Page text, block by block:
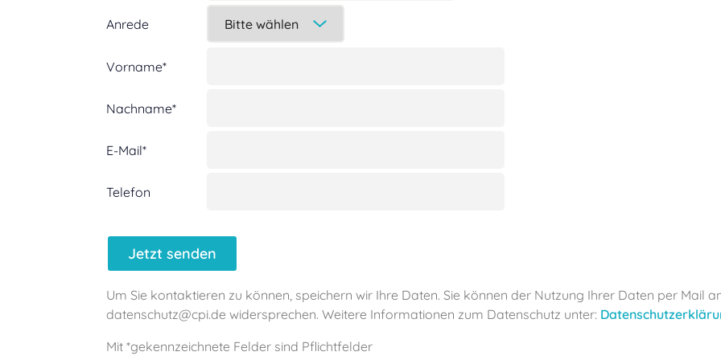
Anrede
Vorname*
Nachname*
E-Mail*
Telefon
Um Sie kontaktieren zu können, speichern wir Ihre Daten. Sie können der Nutzung Ihrer Daten per Mail
datenschutz@cpi.de widersprechen. Weitere Informationen zum Datenschutz unter:
Mit *gekennzeichnete Felder sind Pflichtfelder